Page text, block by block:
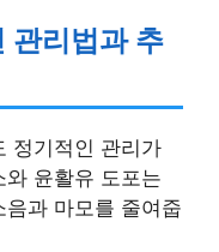
관리법과 추
정기적인 관리가
윤활유 도포는
과 마모를 줄여줍